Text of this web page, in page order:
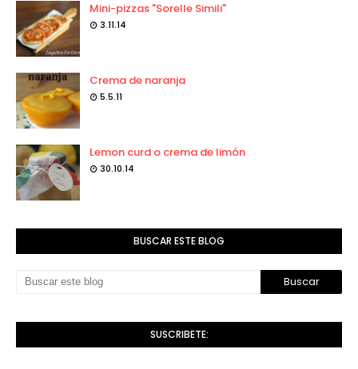
Mini-pizzas "Sorelle Simili"
3.11.14
Crema de naranja
5.5.11
Lemon curd o crema de limón
30.10.14
BUSCAR ESTE BLOG
SUSCRIBETE: